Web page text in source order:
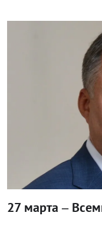
27 марта –